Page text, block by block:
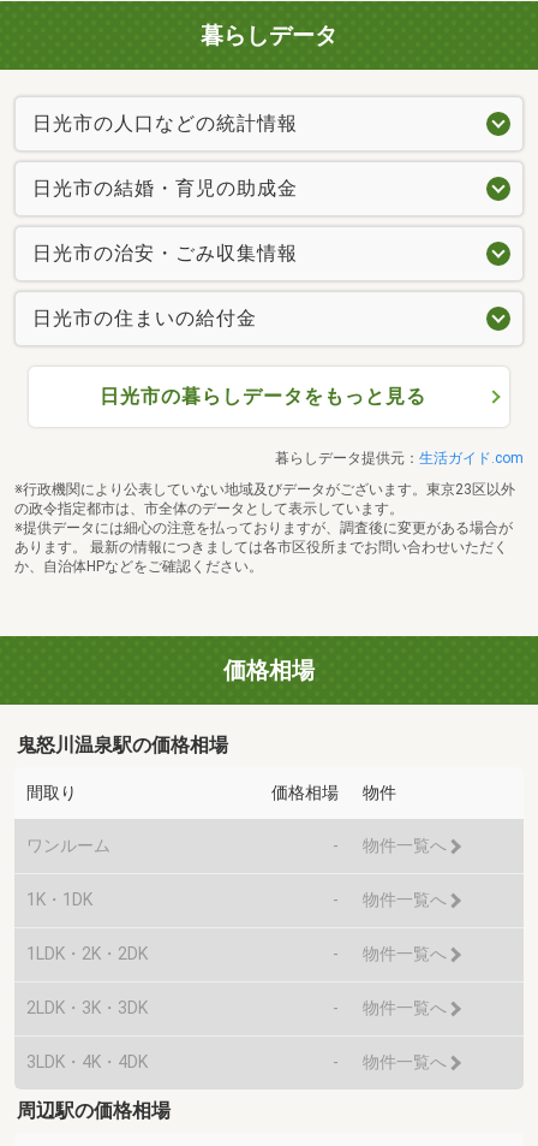
暮らしデータ
日光市の人口などの統計情報
日光市の結婚・育児の助成金
日光市の治安・ごみ収集情報
日光市の住まいの給付金
日光市の暮らしデータをもっと見る
暮らしデータ提供元： 生活ガイド.com
※行政機関により公表していない地域及びデータがございます。東京23区以外
の政令指定都市は、市全体のデータとして表示しています。
※提供データには細心の注意を払っておりますが、調査後に変更がある場合が
あります。 最新の情報につきましては各市区役所までお問い合わせいただく
か、自治体HPなどをご確認ください。
価格相場
鬼怒川温泉駅の価格相場
間取り 価格相場 物件
ワンルーム - 物件一覧へ
1K・1DK - 物件一覧へ
1LDK・2K・2DK - 物件一覧へ
2LDK・3K・3DK - 物件一覧へ
3LDK・4K・4DK - 物件一覧へ
周辺駅の価格相場